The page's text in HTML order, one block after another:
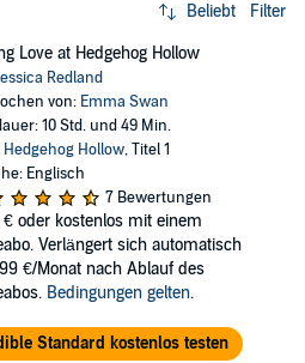
Beliebt Filter
Love at Hedgehog Hollow
Redland
von: Emma Swan
10 Std. und 49 Min.
Hedgehog Hollow, Titel 1
Englisch
7 Bewertungen
€ oder kostenlos mit einem
Verlängert sich automatisch
€/Monat nach Ablauf des
Bedingungen gelten.
Standard kostenlos testen